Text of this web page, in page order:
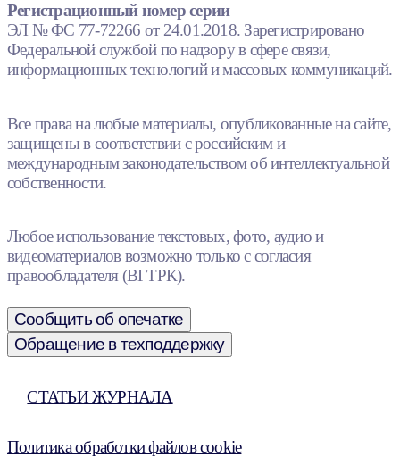
Регистрационный номер серии
ЭЛ № ФС 77-72266 от 24.01.2018. Зарегистрировано
Федеральной службой по надзору в сфере связи,
информационных технологий и массовых коммуникаций.
Все права на любые материалы, опубликованные на сайте,
защищены в соответствии с российским и
международным законодательством об интеллектуальной
собственности.
Любое использование текстовых, фото, аудио и
видеоматериалов возможно только с согласия
правообладателя (ВГТРК).
Сообщить об опечатке
Обращение в техподдержку
СТАТЬИ ЖУРНАЛА
Политика обработки файлов cookie